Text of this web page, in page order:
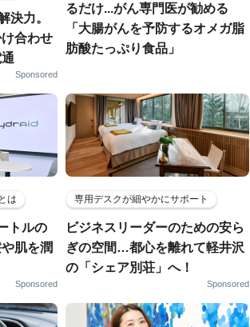
決力。
合わせ
Sponsored
るだけ...がん専門医が勧める
「大腸がんを予防するオメガ脂
肪酸たっぷり食品」
は
トルの
肌を潤
Sponsored
専用デスクが細やかにサポート
ビジネスリーダーのための安ら
ぎの空間…都心を離れて軽井沢
の「シェア別荘」へ！
Sponsored